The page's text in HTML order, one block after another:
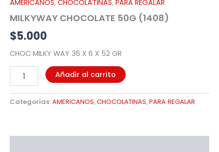
AMERICANOS, CHOCOLATINAS, PARA REGALAR
MILKYWAY CHOCOLATE 50G (1408)
$5.000
CHOC MILKY WAY 36 X 6 X 52 GR
Añadir al carrito
Categorías:AMERICANOS,CHOCOLATINAS,PARA REGALAR